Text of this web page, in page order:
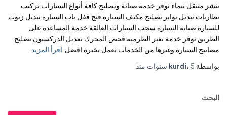
بنشر متنقل تيماء نوفر خدمة صيانة وتصليح كافة أنواع السيارات تركيب
بطاريات تبديل تواير تصليح مكيف السيارة فتح قفل باب السيارة تبديل زيوت
للسيارة صيانة السيارة سحب السيارات العالقة خدمة المساعدة على
الطريق نوفر خدمة تغير الطرمبة فحص المحرك تعديل الدركسيون تصليح
مصابيح السيارة وغيرها من الخدمات نعمل بخبرة افضل اقرأ المزيد
بواسطة
kurdi، 5 سنوات منذ
البحث